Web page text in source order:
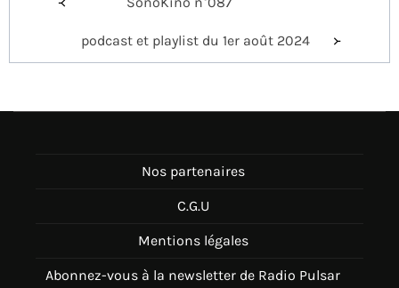
l’articlepodcast et playlist du 1er août 2024
Nos partenaires
C.G.U
Mentions légales
Abonnez-vous à la newsletter de Radio Pulsar